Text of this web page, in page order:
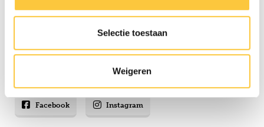
Selectie toestaan
Weigeren
8,8 uit onzereviews
Facebook Instagram